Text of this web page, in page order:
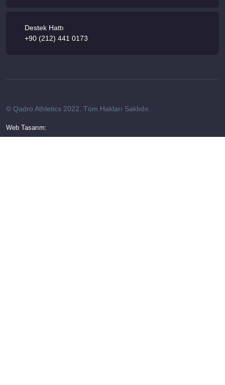
Destek Hattı
+90 (212) 441 0173
© Qadro Athletics 2022. Tüm Hakları Saklıdır.
Web Tasarım: